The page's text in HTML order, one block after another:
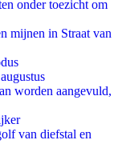
onder toezicht om
mijnen in Straat van
worden aangevuld,
van diefstal en